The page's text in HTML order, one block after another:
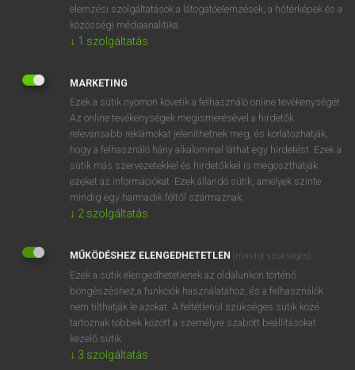
OOOOPS!
SZOTAR.NET APPLIKÁCIÓ
MICROSOFT OFFICE BŐVÍTMÉNY
BEÉPÜLŐ SZÓTÁRMODUL
ONLINE NYELVVIZSGA
EGYÉNI FELHASZNÁLÓKNAK
TANULÓKNAK
OKTATÁSI INTÉZMÉNYEKNEK
VÁLLALATI MEGOLDÁSOK
elemzési szolgáltatások a látogatóelemzések, a hőtérképek és a
közösségi médiaanalitika.
↓ 1 szolgáltatás
MARKETING
Ezek a sütik nyomon követik a felhasználó online tevékenységét.
Az online tevékenységek megismerésével a hirdetők
relevánsabb reklámokat jeleníthetnek meg, és korlátozhatják,
hogy a felhasználó hány alkalommal láthat egy hirdetést. Ezek a
sütik más szervezetekkel és hirdetőkkel is megoszthatják
ezeket az információkat. Ezek állandó sütik, amelyek szinte
mindig egy harmadik féltől származnak.
↓ 2 szolgáltatás
MŰKÖDÉSHEZ ELENGEDHETETLEN (mindig szükséges)
Ezek a sütik elengedhetetlenek az oldalunkon történő
böngészéshez,a funkciók használatához, és a felhasználók
nem tilthatják le azokat. A feltétlenül szükséges sütik közé
tartoznak többek között a személyre szabott beállításokat
kezelő sütik.
↓ 3 szolgáltatás